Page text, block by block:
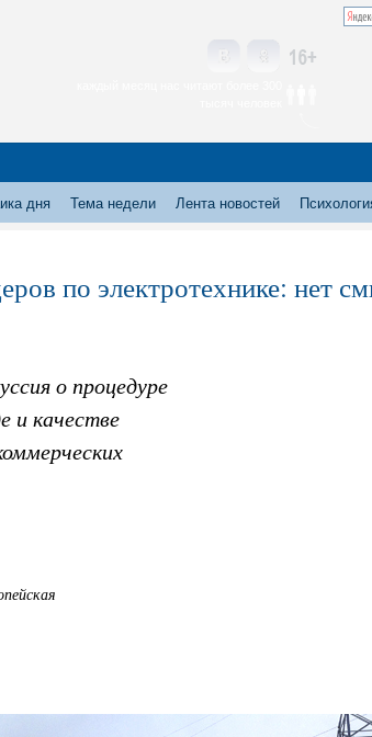
дня Тема недели Лента новостей
по электротехнике: нет
о процедуре
и качестве